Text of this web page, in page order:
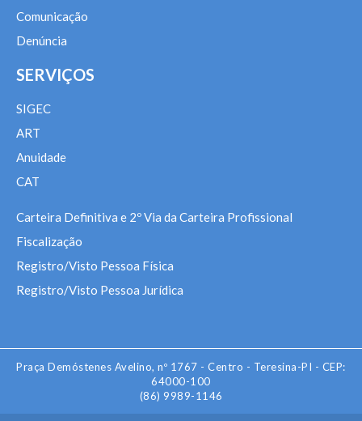
Comunicação
Denúncia
SERVIÇOS
SIGEC
ART
Anuidade
CAT
Carteira Definitiva e 2º Via da Carteira Profissional
Fiscalização
Registro/Visto Pessoa Física
Registro/Visto Pessoa Jurídica
Praça Demóstenes Avelino, nº 1767 - Centro - Teresina-PI - CEP:
64000-100
(86) 9989-1146